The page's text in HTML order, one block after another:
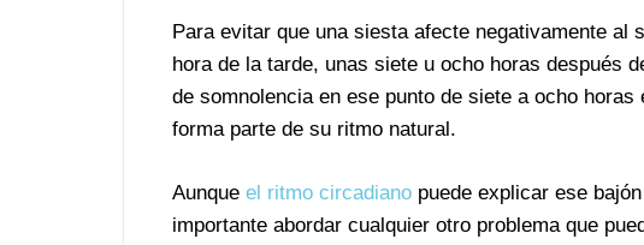
Para evitar que una siesta afecte negativamente al
hora de la tarde, unas siete u ocho horas después
de somnolencia en ese punto de siete a ocho
forma parte de su ritmo natural.
Aunque el ritmo circadiano puede explicar ese
importante abordar cualquier otro problema que